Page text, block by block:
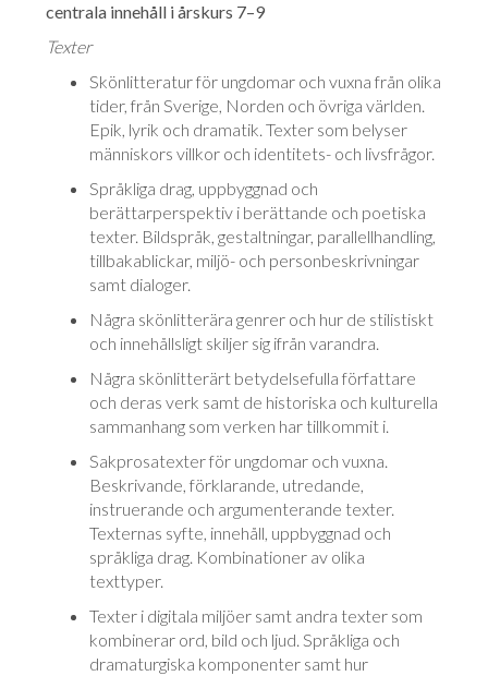
centrala innehåll i årskurs 7–9
Texter
Skönlitteratur för ungdomar och vuxna från olika
tider, från Sverige, Norden och övriga världen.
Epik, lyrik och dramatik. Texter som belyser
männi­skors villkor och identitets- och livsfrågor.
Språkliga drag, uppbyggnad och
berättarperspektiv i berättande och poe­ti­ska
texter. Bildspråk, gestaltningar, parallellhandling,
tillbakablickar, miljö- och personbeskrivningar
samt dialoger.
Några skönlitterära genrer och hur de stilistiskt
och innehållsligt skiljer sig ifrån varandra.
Några skönlitterärt betydelsefulla författare
och deras verk samt de hi­sto­ri­ska och kulturella
sammanhang som verken har tillkommit i.
Sakprosatexter för ungdomar och vuxna.
Beskrivande, förklarande, utre­dan­de,
instruerande och argumenterande texter.
Texternas syfte, innehåll, upp­byggnad och
språkliga drag. Kombinationer av olika
texttyper.
Texter i digitala miljöer samt andra texter som
kombinerar ord, bild och ljud. Språkliga och
dramaturgiska komponenter samt hur